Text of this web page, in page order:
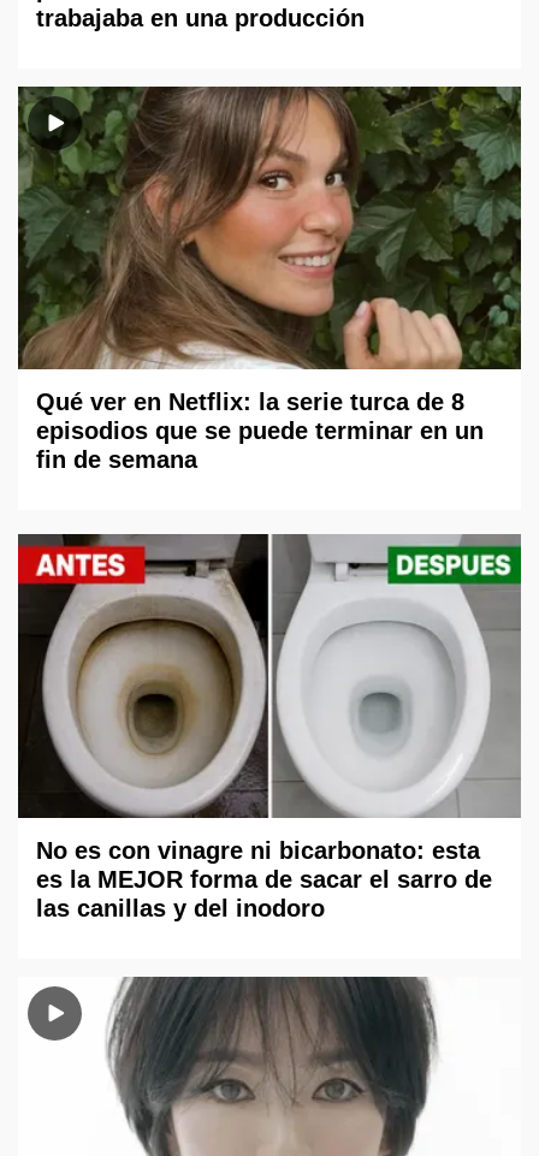
trabajaba en una producción
Qué ver en Netflix: la serie turca de 8
episodios que se puede terminar en un
fin de semana
No es con vinagre ni bicarbonato: esta
es la MEJOR forma de sacar el sarro de
las canillas y del inodoro